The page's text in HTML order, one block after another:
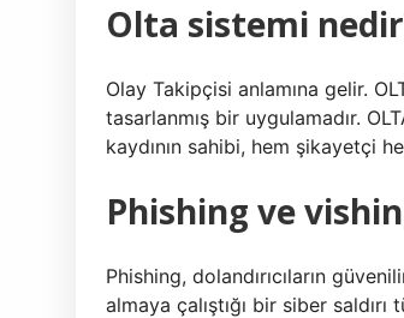
Olta sistemi
Olay Takipçisi anlamına gelir.
tasarlanmış bir uygulamadır.
kaydının sahibi, hem şikayetçi
Phishing ve
Phishing, dolandırıcıların
almaya çalıştığı bir siber